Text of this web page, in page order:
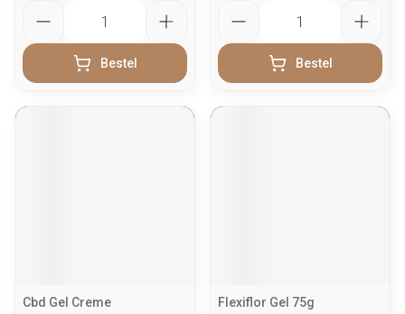
Bestel Bestel
Cbd Gel Creme
Flexiflor Gel 75g